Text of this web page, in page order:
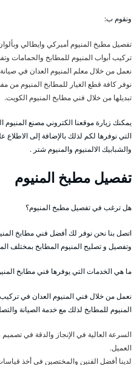
ونقوم ب:
تفصيل مطبخ المنيوم أميركي وايطالي
تركيب أبواب المنيوم للمطابخ والحمامات
نعمل من خلال معلم المنيوم العدان في
نوفر كافة قطع الغيار للمطابخ المنيوم
تبديلها من خلال فني مطابخ المنيوم الكويت.
يمكنك زيارة موقعنا الكتروني مصنع
التي نوفرها لكم لذلك بالإضافة إلى الاطلاع
والشبابيك الالمنيوم والمنيوم شتر .
تفصيل مطبخ المنيوم
هل ترغب في تفصيل مطبخ المنيوم؟
اتصل بنا نحن نوفر لك أفضل فني مطابخ
وتفصيل و تصليح المنيوم المطابخ بمختلف
ما هي الخدمات التي يوفرها فني مطابخ
نعمل من خلال فني المنيوم العدان في
المنيوم للمطابخ لذلك مع خدمة الصيانة
السرعة العالية في الإنجاز والدقة في
العميل.
لدينا أفضل الفنين والمختصين في أخذ